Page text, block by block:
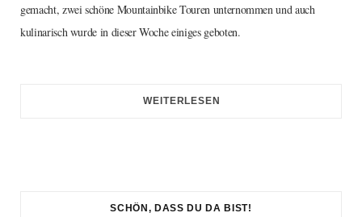
gemacht, zwei schöne Mountainbike Touren unternommen und auch
kulinarisch wurde in dieser Woche einiges geboten.
WEITERLESEN
SCHÖN, DASS DU DA BIST!